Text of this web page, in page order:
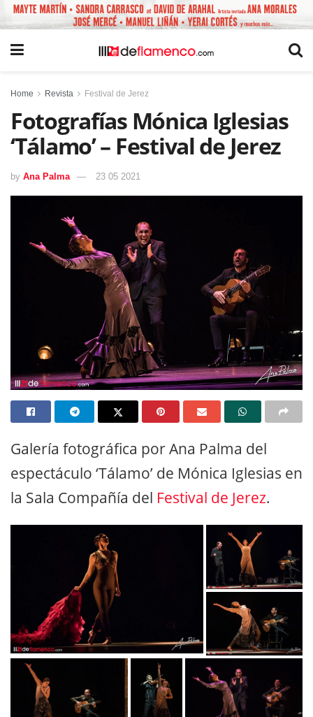
Home Revista Festival de Jerez
Fotografías Mónica Iglesias
‘Tálamo’ – Festival de Jerez
by Ana Palma 23 05 2021
Galería fotográfica por Ana Palma del
espectáculo ‘Tálamo’ de Mónica Iglesias en
la Sala Compañía del Festival de Jerez.